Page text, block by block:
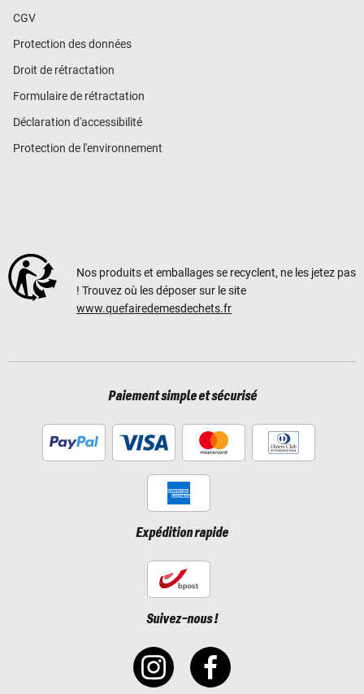
CGV
Protection des données
Droit de rétractation
Formulaire de rétractation
Déclaration d'accessibilité
Protection de l'environnement
Nos produits et emballages se recyclent, ne les jetez pas
! Trouvez où les déposer sur le site
www.quefairedemesdechets.fr
Paiement simple et sécurisé
Expédition rapide
Suivez-nous !